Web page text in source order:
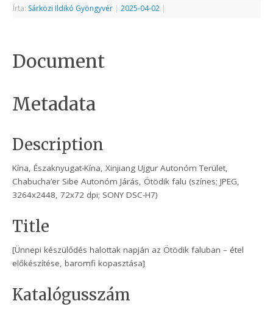
Írta: Sárközi Ildikó Gyöngyvér | 2025-04-02 |
Document
Metadata
Description
Kína, Északnyugat-Kína, Xinjiang Ujgur Autonóm Terület,
Chabucha’er Sibe Autonóm Járás, Ötödik falu (színes; JPEG,
3264x2448, 72x72 dpi; SONY DSC-H7)
Title
[Ünnepi készülődés halottak napján az Ötödik faluban – étel
előkészítése, baromfi kopasztása]
Katalógusszám